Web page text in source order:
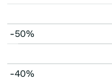
-50%
-40%